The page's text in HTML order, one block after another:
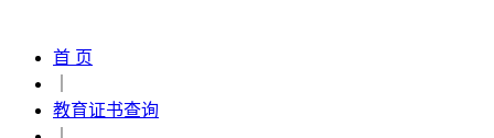
首 页
教育证书查询